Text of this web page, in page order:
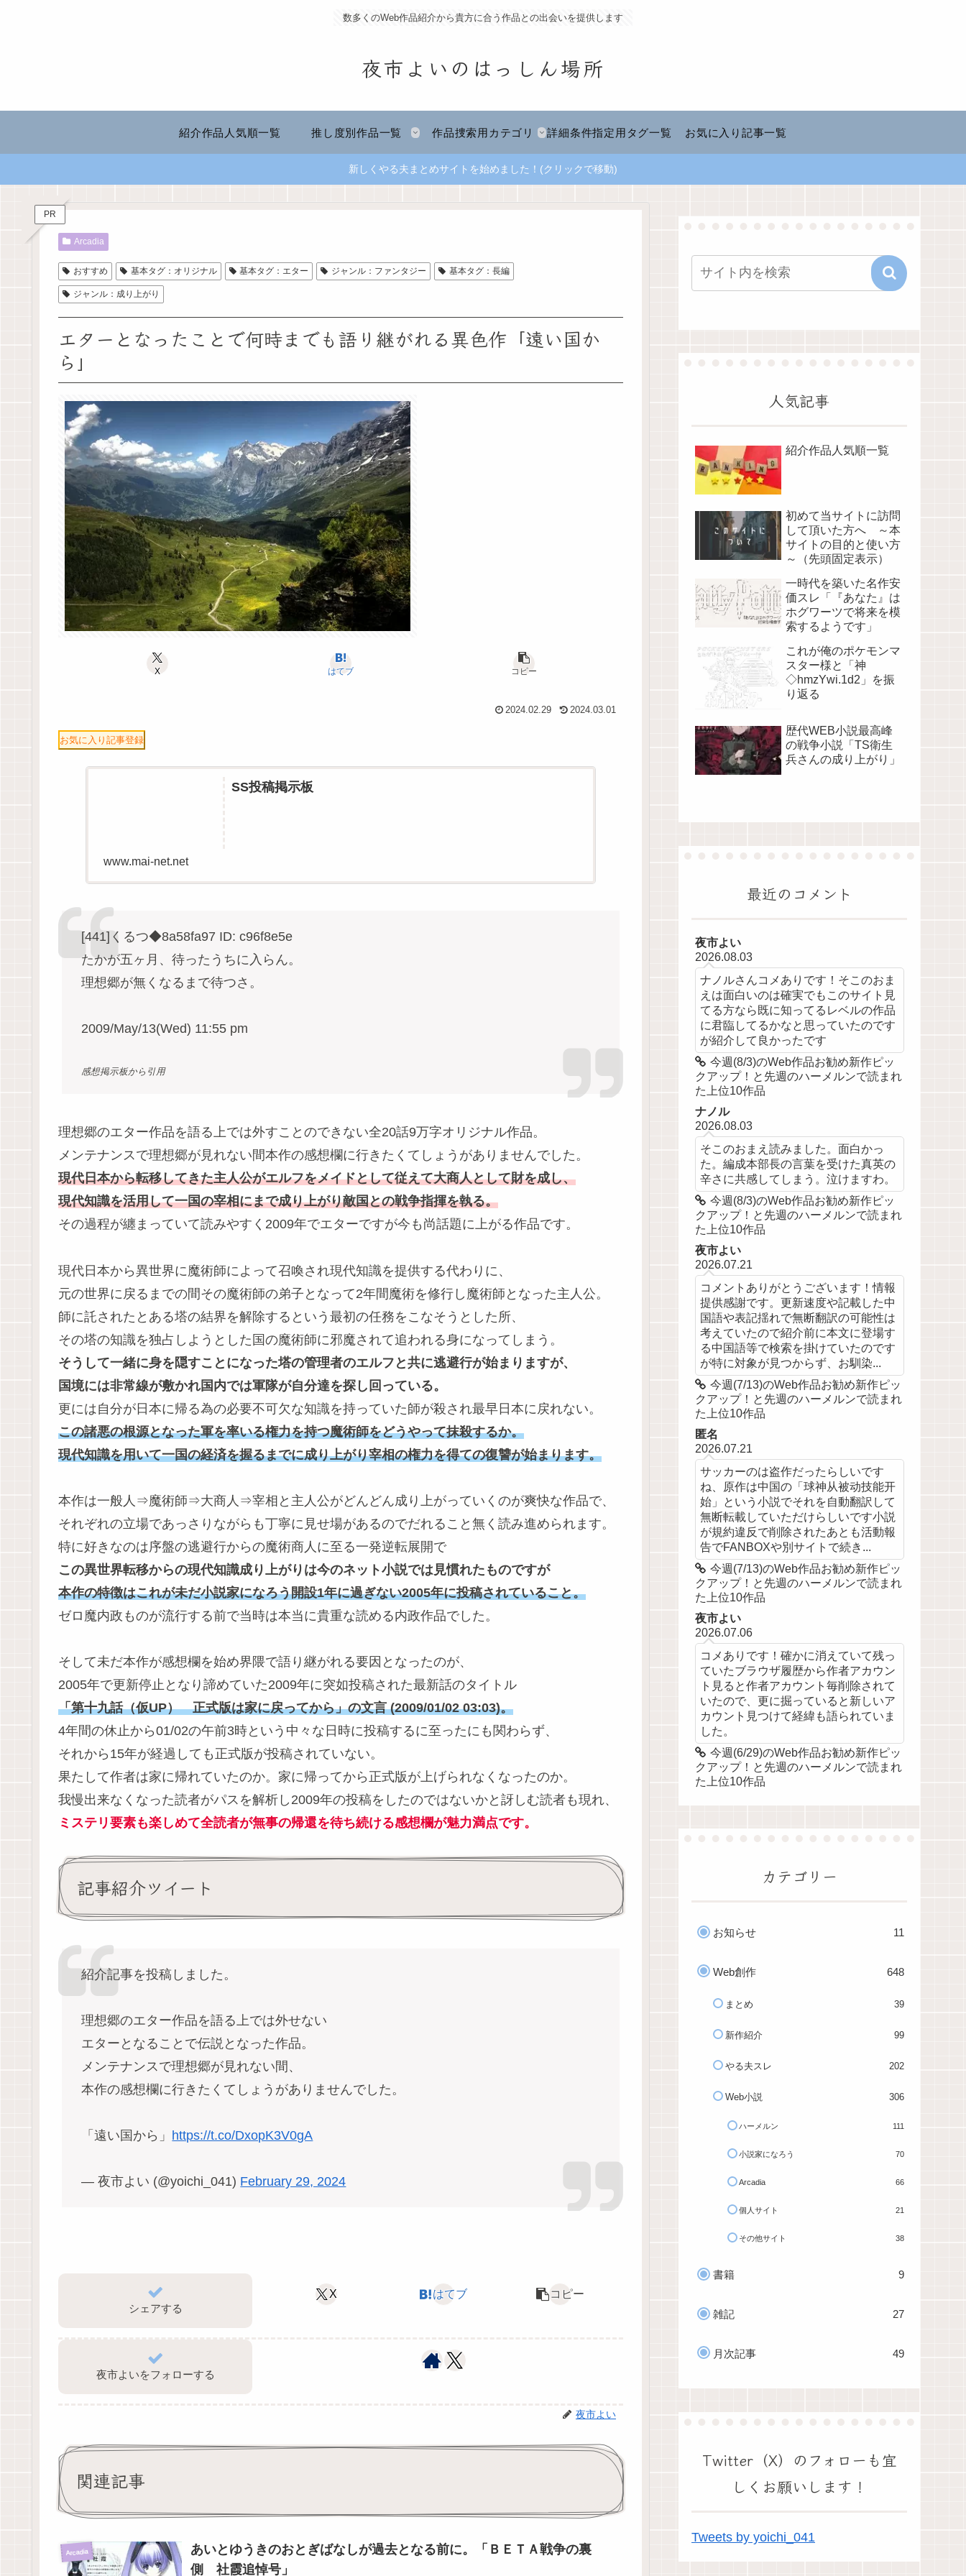
数多くのWeb作品紹介から貴方に合う作品との出会いを提供します
夜市よいのはっしん場所
紹介作品人気順一覧 推し度別作品一覧 作品捜索用カテゴリ 詳細条件指定用タグ一覧 お気に入り記事一覧
新しくやる夫まとめサイトを始めました！(クリックで移動)
PR
Arcadia
おすすめ 基本タグ：オリジナル 基本タグ：エター ジャンル：ファンタジー 基本タグ：長編
ジャンル：成り上がり
エターとなったことで何時までも語り継がれる異色作「遠い国か
ら」
X はてブ コピー
2024.02.29 2024.03.01
お気に入り記事登録
SS投稿掲示板
www.mai-net.net
[441]くるつ◆8a58fa97 ID: c96f8e5e
たかが五ヶ月、待ったうちに入らん。
理想郷が無くなるまで待つさ。
2009/May/13(Wed) 11:55 pm
感想掲示板から引用
理想郷のエター作品を語る上では外すことのできない全20話9万字オリジナル作品。
メンテナンスで理想郷が見れない間本作の感想欄に行きたくてしょうがありませんでした。
現代日本から転移してきた主人公がエルフをメイドとして従えて大商人として財を成し、
現代知識を活用して一国の宰相にまで成り上がり敵国との戦争指揮を執る。
その過程が纏まっていて読みやすく2009年でエターですが今も尚話題に上がる作品です。
現代日本から異世界に魔術師によって召喚され現代知識を提供する代わりに、
元の世界に戻るまでの間その魔術師の弟子となって2年間魔術を修行し魔術師となった主人公。
師に託されたとある塔の結界を解除するという最初の任務をこなそうとした所、
その塔の知識を独占しようとした国の魔術師に邪魔されて追われる身になってしまう。
そうして一緒に身を隠すことになった塔の管理者のエルフと共に逃避行が始まりますが、
国境には非常線が敷かれ国内では軍隊が自分達を探し回っている。
更には自分が日本に帰る為の必要不可欠な知識を持っていた師が殺され最早日本に戻れない。
この諸悪の根源となった軍を率いる権力を持つ魔術師をどうやって抹殺するか。
現代知識を用いて一国の経済を握るまでに成り上がり宰相の権力を得ての復讐が始まります。
本作は一般人⇒魔術師⇒大商人⇒宰相と主人公がどんどん成り上がっていくのが爽快な作品で、
それぞれの立場であっさりながらも丁寧に見せ場があるのでだれること無く読み進められます。
特に好きなのは序盤の逃避行からの魔術商人に至る一発逆転展開で
この異世界転移からの現代知識成り上がりは今のネット小説では見慣れたものですが
本作の特徴はこれが未だ小説家になろう開設1年に過ぎない2005年に投稿されていること。
ゼロ魔内政ものが流行する前で当時は本当に貴重な読める内政作品でした。
そして未だ本作が感想欄を始め界隈で語り継がれる要因となったのが、
2005年で更新停止となり諦めていた2009年に突如投稿された最新話のタイトル
「第十九話（仮UP） 正式版は家に戻ってから」の文言 (2009/01/02 03:03)。
4年間の休止から01/02の午前3時という中々な日時に投稿するに至ったにも関わらず、
それから15年が経過しても正式版が投稿されていない。
果たして作者は家に帰れていたのか。家に帰ってから正式版が上げられなくなったのか。
我慢出来なくなった読者がパスを解析し2009年の投稿をしたのではないかと訝しむ読者も現れ、
ミステリ要素も楽しめて全読者が無事の帰還を待ち続ける感想欄が魅力満点です。
記事紹介ツイート
紹介記事を投稿しました。
理想郷のエター作品を語る上では外せない
エターとなることで伝説となった作品。
メンテナンスで理想郷が見れない間、
本作の感想欄に行きたくてしょうがありませんでした。
「遠い国から」 https://t.co/DxopK3V0gA
— 夜市よい (@yoichi_041) February 29, 2024
シェアする
X はてブ コピー
夜市よいをフォローする
夜市よい
関連記事
Arcadia
あいとゆうきのおとぎばなしが過去となる前に。「ＢＥＴＡ戦争の裏
側 社霞追悼号」
人気記事
紹介作品人気順一覧
初めて当サイトに訪問
して頂いた方へ ～本
サイトの目的と使い方
～（先頭固定表示）
一時代を築いた名作安
価スレ「『あなた』は
ホグワーツで将来を模
索するようです」
これが俺のポケモンマ
スター様と「神
◇hmzYwi.1d2」を振
り返る
歴代WEB小説最高峰
の戦争小説「TS衛生
兵さんの成り上がり」
最近のコメント
夜市よい
2026.08.03
ナノルさんコメありです！そこのおま
えは面白いのは確実でもこのサイト見
てる方なら既に知ってるレベルの作品
に君臨してるかなと思っていたのです
が紹介して良かったです
今週(8/3)のWeb作品お勧め新作ピッ
クアップ！と先週のハーメルンで読まれ
た上位10作品
ナノル
2026.08.03
そこのおまえ読みました。面白かっ
た。編成本部長の言葉を受けた真英の
辛さに共感してしまう。泣けますわ。
今週(8/3)のWeb作品お勧め新作ピッ
クアップ！と先週のハーメルンで読まれ
た上位10作品
夜市よい
2026.07.21
コメントありがとうございます！情報
提供感謝です。更新速度や記載した中
国語や表記揺れで無断翻訳の可能性は
考えていたので紹介前に本文に登場す
る中国語等で検索を掛けていたのです
が特に対象が見つからず、お馴染...
今週(7/13)のWeb作品お勧め新作ピッ
クアップ！と先週のハーメルンで読まれ
た上位10作品
匿名
2026.07.21
サッカーのは盗作だったらしいです
ね、原作は中国の「球神从被动技能开
始」という小説でそれを自動翻訳して
無断転載していただけらしいです小説
が規約違反で削除されたあとも活動報
告でFANBOXや別サイトで続き...
今週(7/13)のWeb作品お勧め新作ピッ
クアップ！と先週のハーメルンで読まれ
た上位10作品
夜市よい
2026.07.06
コメありです！確かに消えていて残っ
ていたブラウザ履歴から作者アカウン
ト見ると作者アカウント毎削除されて
いたので、更に掘っていると新しいア
カウント見つけて経緯も語られていま
した。
今週(6/29)のWeb作品お勧め新作ピッ
クアップ！と先週のハーメルンで読まれ
た上位10作品
カテゴリー
お知らせ 11
Web創作 648
まとめ 39
新作紹介 99
やる夫スレ 202
Web小説 306
ハーメルン 111
小説家になろう 70
Arcadia 66
個人サイト 21
その他サイト 38
書籍 9
雑記 27
月次記事 49
Twitter（X）のフォローも宜
しくお願いします！
Tweets by yoichi_041